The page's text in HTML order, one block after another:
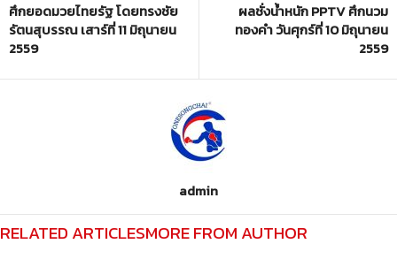
ศึกยอดมวยไทยรัฐ โดยทรงชัย
รัตนสุบรรณ เสาร์ที่ 11 มิถุนายน
2559
ผลชั่งน้ำหนัก PPTV ศึกนวม
ทองคำ วันศุกร์ที่ 10 มิถุนายน
2559
admin
RELATED ARTICLESMORE FROM AUTHOR